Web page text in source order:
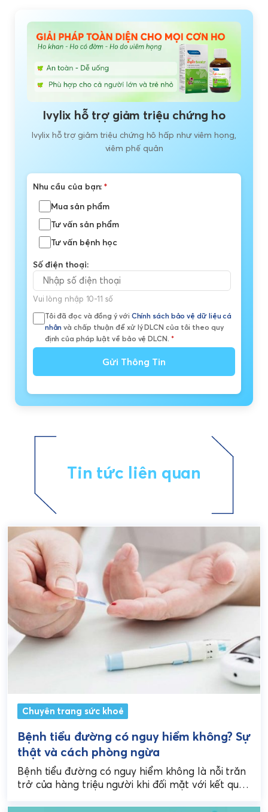
Ivylix hỗ trợ giảm triệu chứng ho
Ivylix hỗ trợ giảm triệu chứng hô hấp như viêm họng,
viêm phế quản
Nhu cầu của bạn:*
Mua sản phẩm
Tư vấn sản phẩm
Tư vấn bệnh học
Số điện thoại:
Vui lòng nhập 10-11 số
Tôi đã đọc và đồng ý với Chính sách bảo vệ dữ liệu cá
nhân và chấp thuận để xử lý DLCN của tôi theo quy
định của pháp luật về bảo vệ DLCN. *
Gửi Thông Tin
Tin tức liên quan
Chuyên trang sức khoẻ
Bệnh tiểu đường có nguy hiểm không? Sự
thật và cách phòng ngừa
Bệnh tiểu đường có nguy hiểm không là nỗi trăn
trở của hàng triệu người khi đối mặt với kết quả